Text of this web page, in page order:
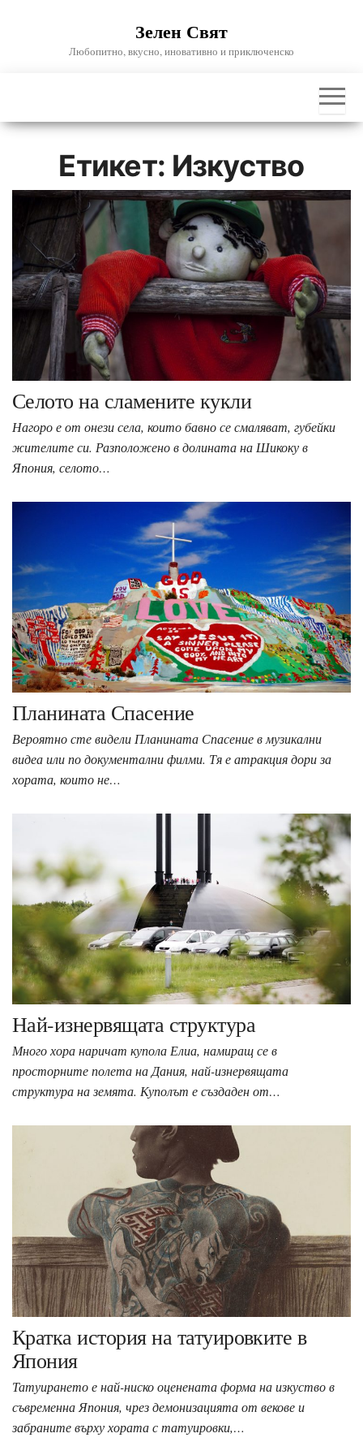
Зелен Свят
Любопитно, вкусно, иновативно и приключенско
Етикет: Изкуство
Селото на сламените кукли
Нагоро е от онези села, които бавно се смаляват, губейки
жителите си. Разположено в долината на Шикоку в
Япония, селото…
Планината Спасение
Вероятно сте видели Планината Спасение в музикални
видеа или по документални филми. Тя е атракция дори за
хората, които не…
Най-изнервящата структура
Много хора наричат купола Елиа, намиращ се в
просторните полета на Дания, най-изнервящата
структура на земята. Куполът е създаден от…
Кратка история на татуировките в
Япония
Татуирането е най-ниско оценената форма на изкуство в
съвременна Япония, чрез демонизацията от векове и
забраните върху хората с татуировки,…